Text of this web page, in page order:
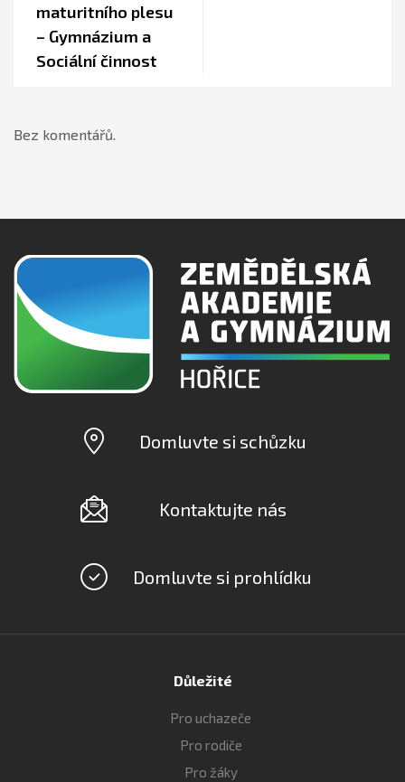
maturitního plesu
– Gymnázium a
Sociální činnost
Bez komentářů.
Domluvte si schůzku
Kontaktujte nás
Domluvte si prohlídku
Důležité
Pro uchazeče
Pro rodiče
Pro žáky